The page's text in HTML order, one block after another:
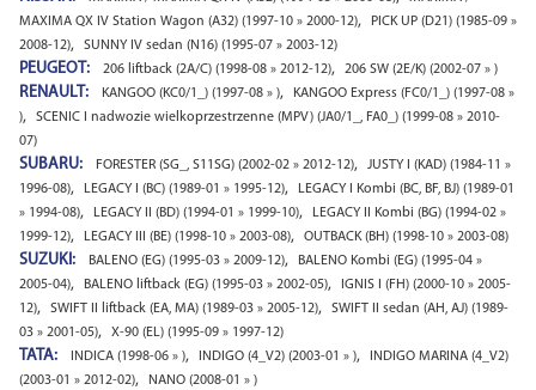
MAXIMA QX IV Station Wagon (A32) (1997-10 » 2000-12),
PICK UP (D21) (1985-09 »
2008-12), SUNNY IV sedan (N16) (1995-07 » 2003-12)
PEUGEOT: 206 liftback (2A/C) (1998-08 » 2012-12), 206 SW (2E/K) (2002-07 » )
RENAULT: KANGOO (KC0/1_) (1997-08 » ),
KANGOO Express (FC0/1_) (1997-08 »
),
SCENIC I nadwozie wielkoprzestrzenne (MPV) (JA0/1_, FA0_) (1999-08 » 2010-
07)
SUBARU: FORESTER (SG_, S11SG) (2002-02 » 2012-12),
JUSTY I (KAD) (1984-11 »
1996-08), LEGACY I (BC) (1989-01 » 1995-12),
LEGACY I Kombi (BC, BF, BJ) (1989-01
» 1994-08), LEGACY II (BD) (1994-01 » 1999-10),
LEGACY II Kombi (BG) (1994-02 »
1999-12), LEGACY III (BE) (1998-10 » 2003-08), OUTBACK (BH) (1998-10 » 2003-08)
SUZUKI: BALENO (EG) (1995-03 » 2009-12),
BALENO Kombi (EG) (1995-04 »
2005-04), BALENO liftback (EG) (1995-03 » 2002-05),
IGNIS I (FH) (2000-10 » 2005-
12), SWIFT II liftback (EA, MA) (1989-03 » 2005-12),
SWIFT II sedan (AH, AJ) (1989-
03 » 2001-05), X-90 (EL) (1995-09 » 1997-12)
TATA: INDICA (1998-06 » ), INDIGO (4_V2) (2003-01 » ),
INDIGO MARINA (4_V2)
(2003-01 » 2012-02), NANO (2008-01 » )